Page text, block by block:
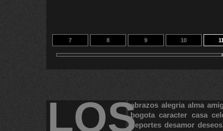
7 8 9 10
17 18 13 14
LOSabrazos alegria alma
bogota caracter casa
deportes desamor deseos